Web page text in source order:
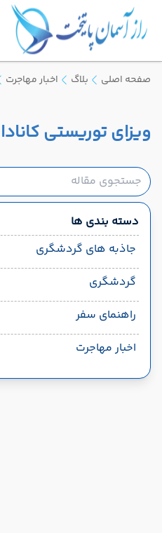
صفحه اصلی بلاگ اخبار مهاجرت
ویزای توریستی کانادا
دسته بندی ها
جاذبه های گردشگری
گردشگری
راهنمای سفر
اخبار مهاجرت